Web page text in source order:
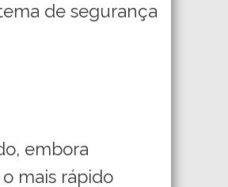
de segurança
embora
mais rápido